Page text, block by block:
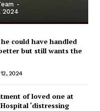
-
2024
could have handled
but still wants the
2024
of loved one at
‘distressing